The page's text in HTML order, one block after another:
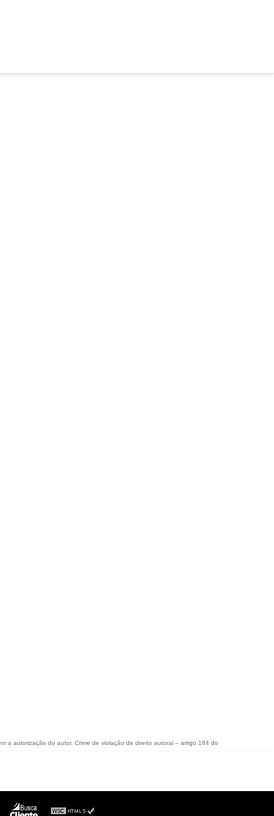
a autorização do autor. Crime de violação de direito autoral – artigo 184 do